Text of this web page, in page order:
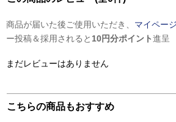
商品が届いた後ご使用いただき、 マイページ
ー投稿＆採用されると 10円分ポイント進呈
まだレビューはありません
こちらの商品もおすすめ